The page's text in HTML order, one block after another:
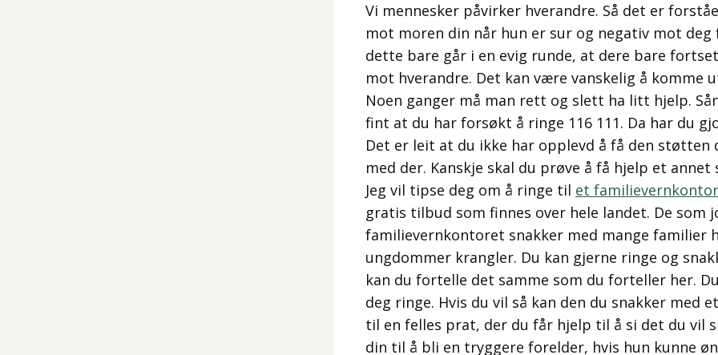
Vi mennesker påvirker hverandre. Så det er
mot moren din når hun er sur og negativ mot
dette bare går i en evig runde, at dere bare
mot hverandre. Det kan være vanskelig å komme
Noen ganger må man rett og slett ha litt hjelp.
fint at du har forsøkt å ringe 116 111. Da har du
Det er leit at du ikke har opplevd å få den støtten
med der. Kanskje skal du prøve å få hjelp et annet
Jeg vil tipse deg om å ringe til et familievernkontor
gratis tilbud som finnes over hele landet. De som
familievernkontoret snakker med mange familier
ungdommer krangler. Du kan gjerne ringe og
kan du fortelle det samme som du forteller her.
deg ringe. Hvis du vil så kan den du snakker med
til en felles prat, der du får hjelp til å si det du vil
din til å bli en tryggere forelder, hvis hun kunne